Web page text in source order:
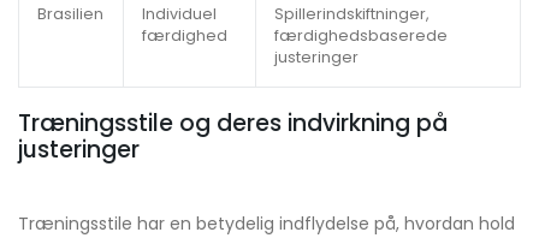
Brasilien
Individuel
færdighed
Spillerindskiftninger,
færdighedsbaserede
justeringer
Træningsstile og deres indvirkning på
justeringer
Træningsstile har en betydelig indflydelse på, hvordan hold